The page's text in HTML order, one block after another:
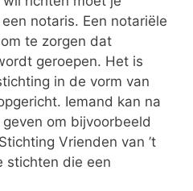
notaris. Een notariële
te zorgen dat
geroepen. Het is
in de vorm van
Iemand kan na
om bijvoorbeeld
Vrienden van ’t
stichten die een